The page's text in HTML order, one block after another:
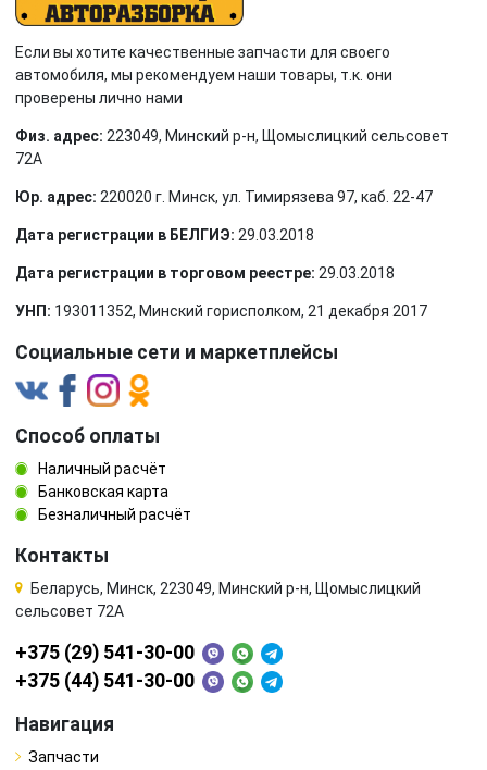
Если вы хотите качественные запчасти для своего
автомобиля, мы рекомендуем наши товары, т.к. они
проверены лично нами
Физ. адрес: 223049, Минский р-н, Щомыслицкий сельсовет
72А
Юр. адрес: 220020 г. Минск, ул. Тимирязева 97, каб. 22-47
Дата регистрации в БЕЛГИЭ: 29.03.2018
Дата регистрации в торговом реестре: 29.03.2018
УНП: 193011352, Минский горисполком, 21 декабря 2017
Социальные сети и маркетплейсы
Способ оплаты
Наличный расчёт
Банковская карта
Безналичный расчёт
Контакты
Беларусь, Минск, 223049, Минский р-н, Щомыслицкий
сельсовет 72А
+375 (29) 541-30-00
+375 (44) 541-30-00
Навигация
Запчасти